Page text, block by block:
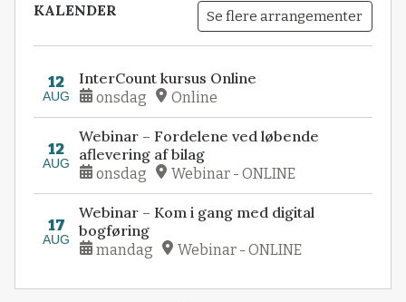
KALENDER Se flere arrangementer
12
AUG
InterCount kursus Online
onsdag Online
12
AUG
Webinar – Fordelene ved løbende
aflevering af bilag
onsdag Webinar - ONLINE
17
AUG
Webinar – Kom i gang med digital
bogføring
mandag Webinar - ONLINE